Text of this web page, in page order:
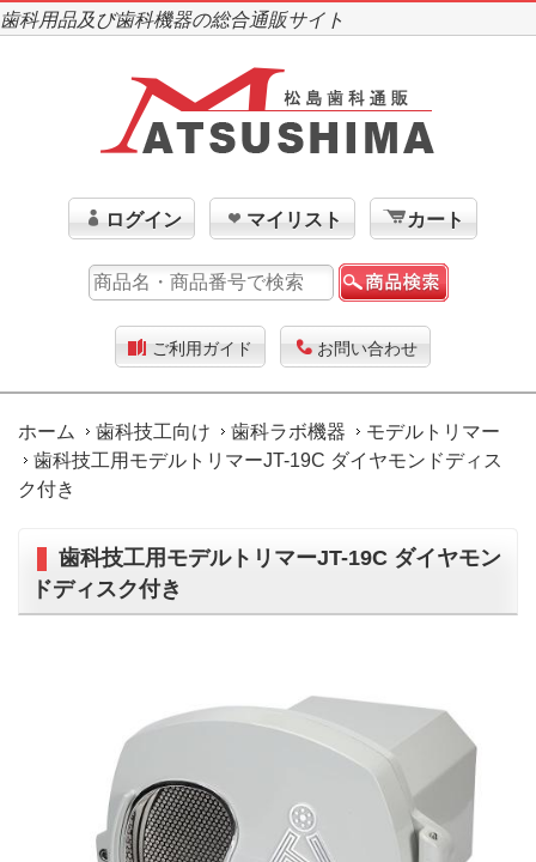
歯科用品及び歯科機器の総合通販サイト
ログイン マイリスト カート
ご利用ガイド お問い合わせ
ホーム 歯科技工向け 歯科ラボ機器
モデルトリマー
歯科技工用モデルトリマーJT-19C ダイヤモンドディス
ク付き
歯科技工用モデルトリマーJT-19C ダイヤモン
ドディスク付き